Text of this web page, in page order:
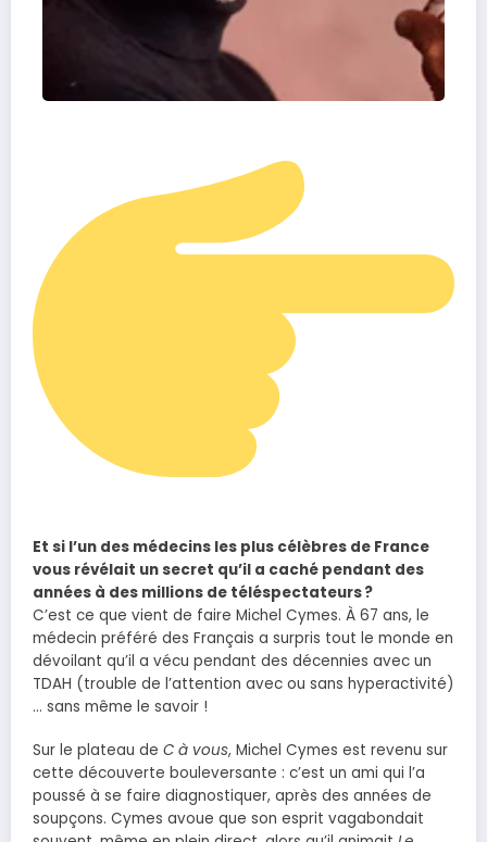
Et si l’un des médecins les plus célèbres de France
vous révélait un secret qu’il a caché pendant des
années à des millions de téléspectateurs ?
C’est ce que vient de faire Michel Cymes. À 67 ans, le
médecin préféré des Français a surpris tout le monde en
dévoilant qu’il a vécu pendant des décennies avec un
TDAH (trouble de l’attention avec ou sans hyperactivité)
… sans même le savoir !
Sur le plateau de C à vous, Michel Cymes est revenu sur
cette découverte bouleversante : c’est un ami qui l’a
poussé à se faire diagnostiquer, après des années de
soupçons. Cymes avoue que son esprit vagabondait